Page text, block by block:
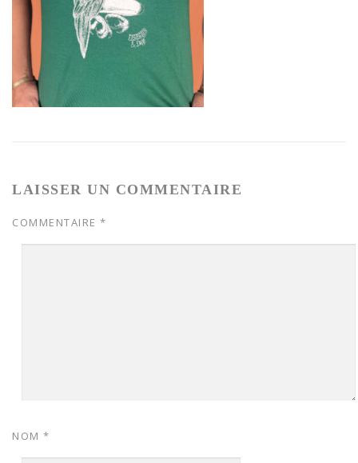
LAISSER UN COMMENTAIRE
COMMENTAIRE *
NOM *